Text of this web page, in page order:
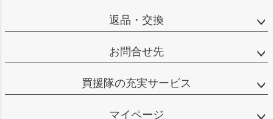
返品・交換
お問合せ先
買援隊の充実サービス
マイページ